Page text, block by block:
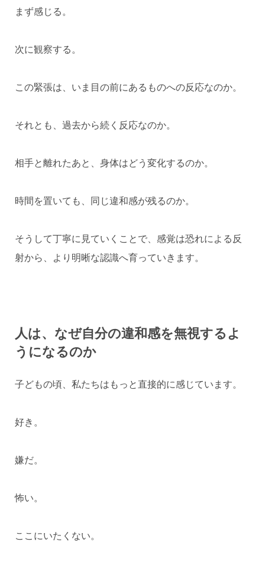
まず感じる。
次に観察する。
この緊張は、いま目の前にあるものへの反応なのか。
それとも、過去から続く反応なのか。
相手と離れたあと、身体はどう変化するのか。
時間を置いても、同じ違和感が残るのか。
そうして丁寧に見ていくことで、感覚は恐れによる反
射から、より明晰な認識へ育っていきます。
人は、なぜ自分の違和感を無視するよ
うになるのか
子どもの頃、私たちはもっと直接的に感じています。
好き。
嫌だ。
怖い。
ここにいたくない。